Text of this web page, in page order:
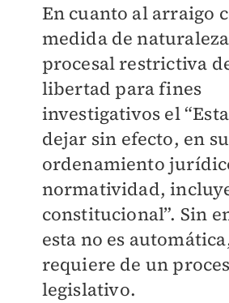
En cuanto al arraigo
medida de
procesal restrictiva
libertad para fines
investigativos el
dejar sin efecto, en su
ordenamiento
normatividad,
constitucional”. Sin
esta no es
requiere de un
legislativo.